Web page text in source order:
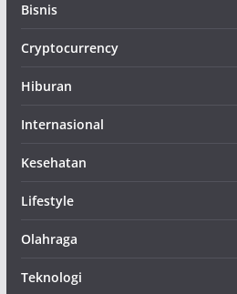
Bisnis
Cryptocurrency
Hiburan
Internasional
Kesehatan
Lifestyle
Olahraga
Teknologi